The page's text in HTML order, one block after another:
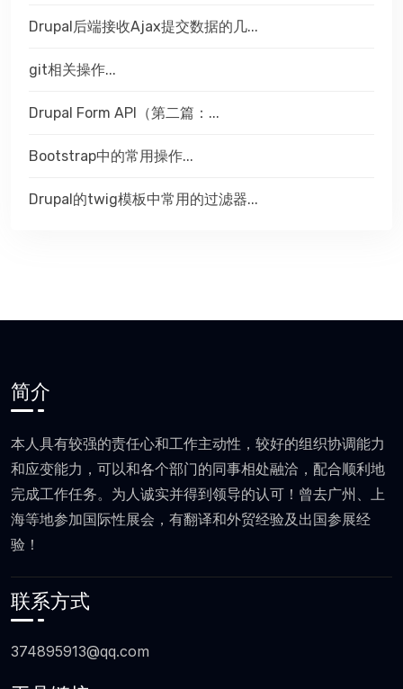
Drupal后端接收Ajax提交数据的几...
git相关操作...
Drupal Form API（第二篇：...
Bootstrap中的常用操作...
Drupal的twig模板中常用的过滤器...
简介
本人具有较强的责任心和工作主动性，较好的组织协调能力
和应变能力，可以和各个部门的同事相处融洽，配合顺利地
完成工作任务。为人诚实并得到领导的认可！曾去广州、上
海等地参加国际性展会，有翻译和外贸经验及出国参展经
验！
联系方式
374895913@qq.com